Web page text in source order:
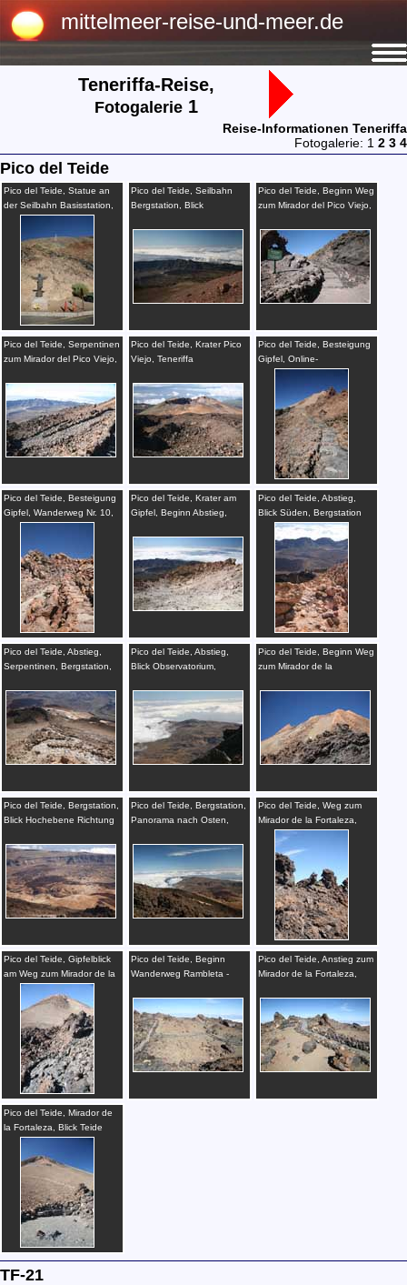
mittelmeer-reise-und-meer.de
Teneriffa-Reise,
Fotogalerie 1
Reise-Informationen Teneriffa
Fotogalerie: 1 2 3 4
Pico del Teide
Pico del Teide, Statue an
der Seilbahn Basisstation,
Pico del Teide, Seilbahn
Bergstation, Blick
Pico del Teide, Beginn Weg
zum Mirador del Pico Viejo,
Pico del Teide, Serpentinen
zum Mirador del Pico Viejo,
Pico del Teide, Krater Pico
Viejo, Teneriffa
Pico del Teide, Besteigung
Gipfel, Online-
Genehmigung, Teneriffa
Pico del Teide, Besteigung
Gipfel, Wanderweg Nr. 10,
Pico del Teide, Krater am
Gipfel, Beginn Abstieg,
Pico del Teide, Abstieg,
Blick Süden, Bergstation
Seilbahn, Teneriffa
Pico del Teide, Abstieg,
Serpentinen, Bergstation,
Pico del Teide, Abstieg,
Blick Observatorium,
Pico del Teide, Beginn Weg
zum Mirador de la
Pico del Teide, Bergstation,
Blick Hochebene Richtung
Pico del Teide, Bergstation,
Panorama nach Osten,
Pico del Teide, Weg zum
Mirador de la Fortaleza,
Pico del Teide, Gipfelblick
am Weg zum Mirador de la
Fortaleza, Teneriffa
Pico del Teide, Beginn
Wanderweg Rambleta -
Pico del Teide, Anstieg zum
Mirador de la Fortaleza,
Pico del Teide, Mirador de
la Fortaleza, Blick Teide
Gipfel, Teneriffa
TF-21